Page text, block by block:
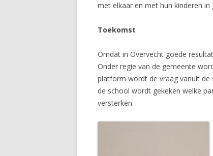
met elkaar en met hun kinderen in
Toekomst
Omdat in Overvecht goede
Onder regie van de gemeente
platform wordt de vraag vanuit de
de school wordt gekeken welke
versterken.